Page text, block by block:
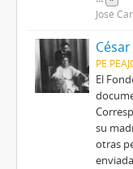
José
PE
El
su
otras